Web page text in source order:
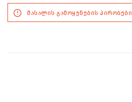
მასალის გამოყენების პირობები